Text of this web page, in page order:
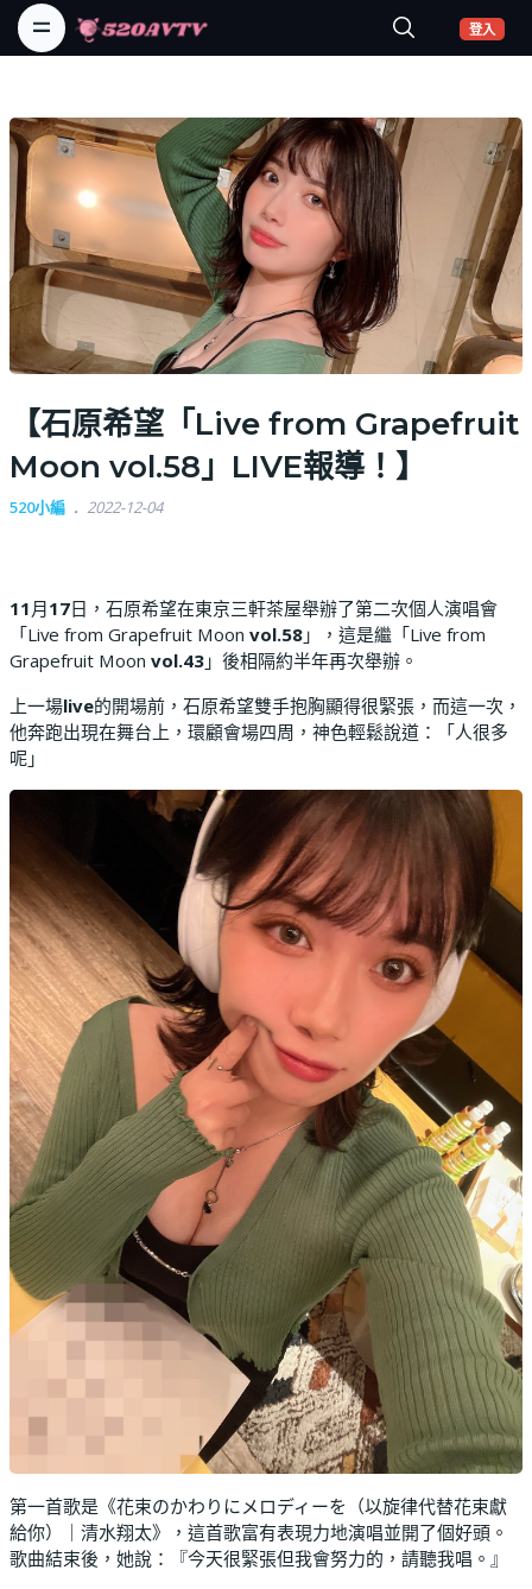
登入
【石原希望「Live from Grapefruit
Moon vol.58」LIVE報導！】
520小編 2022-12-04
11 月17日，石原希望在東京三軒茶屋舉辦了第二次個人演唱會
「Live from Grapefruit Moon vol.58 」，這是繼「Live from
Grapefruit Moon vol.43 」後相隔約半年再次舉辦。
上一場live的開場前，石原希望雙手抱胸顯得很緊張，而這一次，
他奔跑出現在舞台上，環顧會場四周，神色輕鬆說道：「人很多
呢」
第一首歌是《花束のかわりにメロディーを（以旋律代替花束獻
給你）｜清水翔太》，這首歌富有表現力地演唱並開了個好頭。
歌曲結束後，她說：『今天很緊張但我會努力的，請聽我唱。』